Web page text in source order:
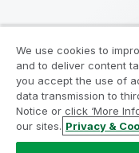
Acordos legais
Legal Policies
Termos de uso
Do Not Share My Info
We use cookies to
and to deliver content
you accept the use of
data transmission to
Notice or click ‘More
our sites. Privacy &